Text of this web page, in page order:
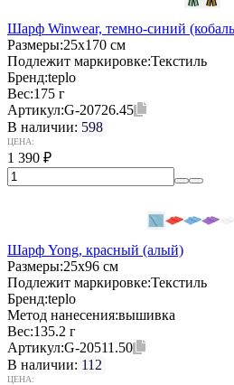
Шарф Winwear, темно-синий
Размеры:25х170 см
Подлежит маркировке:Текстиль
Бренд:teplo
Вес:175 г
Артикул:G-20726.45
В наличии: 598
ЦЕНА:
1 390 ₽
Шарф Yong, красный (алый)
Размеры:25х96 см
Подлежит маркировке:Текстиль
Бренд:teplo
Метод нанесения:вышивка
Вес:135.2 г
Артикул:G-20511.50
В наличии: 112
ЦЕНА: